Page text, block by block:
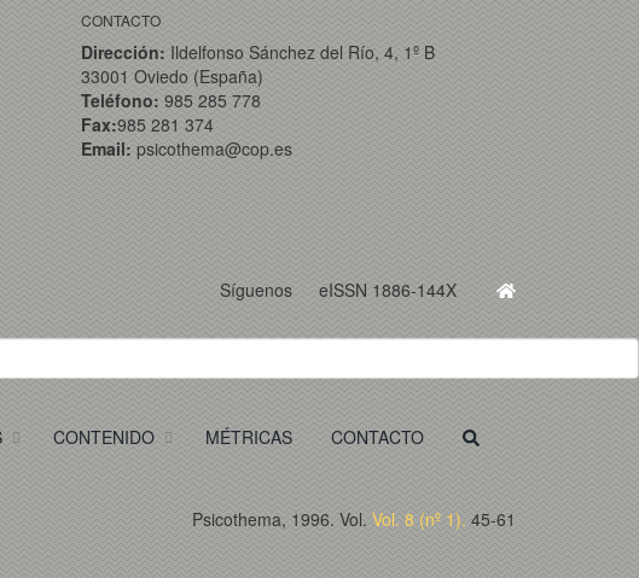
CONTACTO
Dirección: Ildelfonso Sánchez del Río, 4, 1º B
33001 Oviedo (España)
Teléfono: 985 285 778
Fax:985 281 374
Email: psicothema@cop.es
Síguenos eISSN 1886-144X
CONTENIDO MÉTRICAS CONTACTO
Psicothema, 1996. Vol. Vol. 8 (nº 1). 45-61